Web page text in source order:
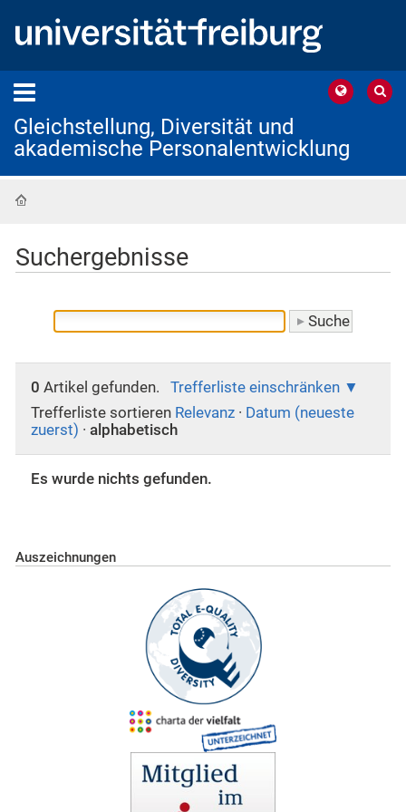
Gleichstellung, Diversität und
akademische Personalentwicklung
Suchergebnisse
0 Artikel gefunden.
Trefferliste einschränken
Trefferliste sortieren Relevanz · Datum (neueste
zuerst) · alphabetisch
Es wurde nichts gefunden.
Auszeichnungen